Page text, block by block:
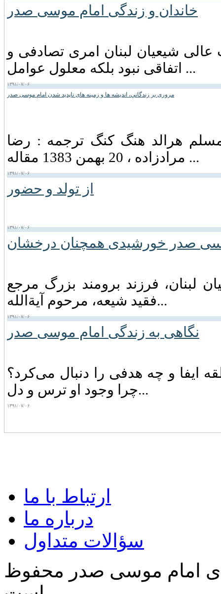
خاندان و زندگی امام موسى صدر
شیعیان لبنان امری تصادفی و
اتفاقی نبود بلکه معلول عوامل ...
۱۳۹۱/۰۷/۰۶
مروری بر زندگاني، انديشه ها و زمينه های ناپديد شدن امام موسی صدر
هرالد هنگ كنگ ترجمه : رضا
مرادزاده ، 20 بهمن 1383 مقاله ...
۱۳۹۱/۰۷/۰۶
از تولد و حضور
۱۳۹۱/۰۷/۰۶
صدر خورشیدی همچنان درخشان
لبنان‏، فرزند برومند بزرگ مرجع
فقید شیعه‏، مرحوم آیةالله...
۱۳۹۱/۰۷/۰۶
نگاهی به زندگی امام موسی صدر
و چه‌ هدفی‌ را دنبال‌ می‌کرد؟
چرا وجود او ترس‌ و دل...
۱۳۹۱/۰۷/۰۶
ارتباط با ما
درباره ما
سؤالات متداول
امام موسی صدر محفوظ